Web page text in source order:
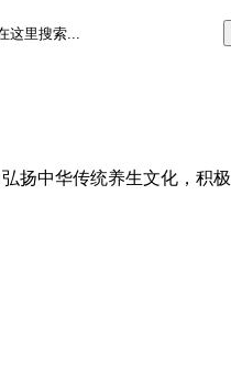
扬中华传统养生文化，积